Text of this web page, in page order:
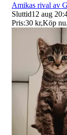
Amikas rival av
Sluttid12 aug
Pris:30 kr,Köp nu.